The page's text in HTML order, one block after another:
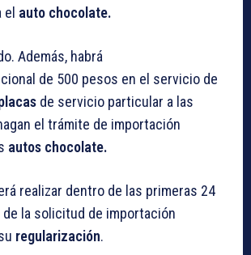
auto chocolate.
Además, habrá
de 500 pesos en el servicio de
de servicio particular a las
el trámite de importación
autos chocolate.
realizar dentro de las primeras 24
la solicitud de importación
regularización.